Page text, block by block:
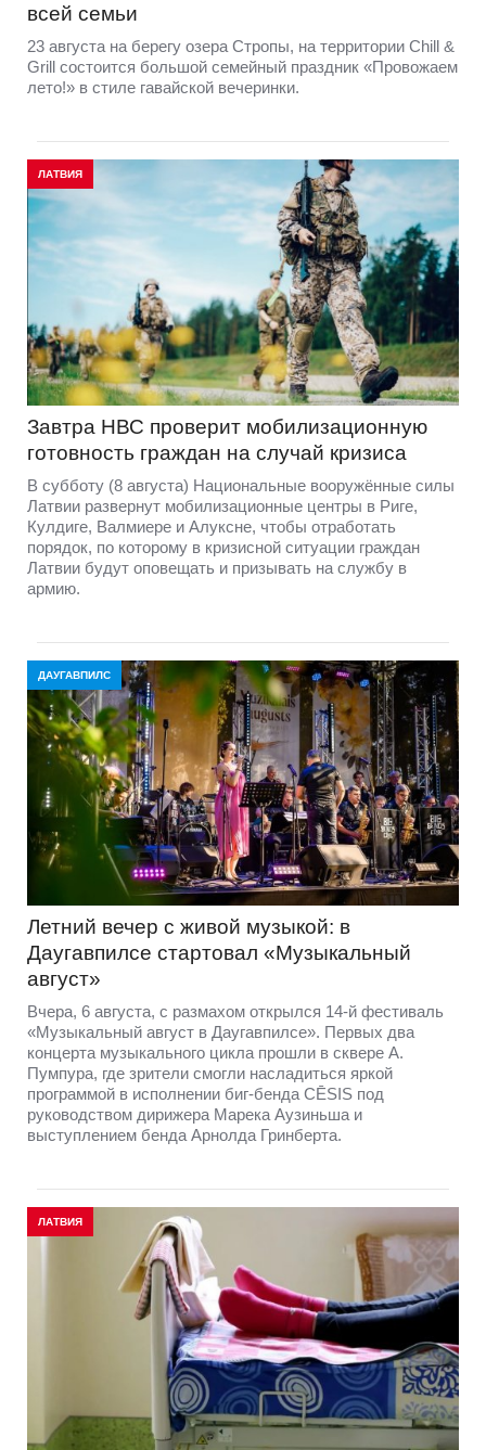
всей семьи
23 августа на берегу озера Стропы, на территории Chill &
Grill состоится большой семейный праздник «Провожаем
лето!» в стиле гавайской вечеринки.
ЛАТВИЯ
Завтра НВС проверит мобилизационную
готовность граждан на случай кризиса
В субботу (8 августа) Национальные вооружённые силы
Латвии развернут мобилизационные центры в Риге,
Кулдиге, Валмиере и Алуксне, чтобы отработать
порядок, по которому в кризисной ситуации граждан
Латвии будут оповещать и призывать на службу в
армию.
ДАУГАВПИЛС
Летний вечер с живой музыкой: в
Даугавпилсе стартовал «Музыкальный
август»
Вчера, 6 августа, с размахом открылся 14-й фестиваль
«Музыкальный август в Даугавпилсе». Первых два
концерта музыкального цикла прошли в сквере А.
Пумпура, где зрители смогли насладиться яркой
программой в исполнении биг-бенда CĒSIS под
руководством дирижера Марека Аузиньша и
выступлением бенда Арнолда Гринберта.
ЛАТВИЯ